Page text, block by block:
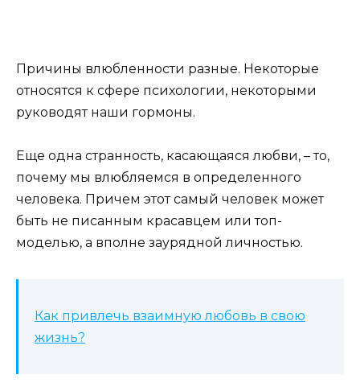
Причины влюбленности разные. Некоторые
относятся к сфере психологии, некоторыми
руководят наши гормоны.
Еще одна странность, касающаяся любви, – то,
почему мы влюбляемся в определенного
человека. Причем этот самый человек может
быть не писанным красавцем или топ-
моделью, а вполне заурядной личностью.
Как привлечь взаимную любовь в свою
жизнь?